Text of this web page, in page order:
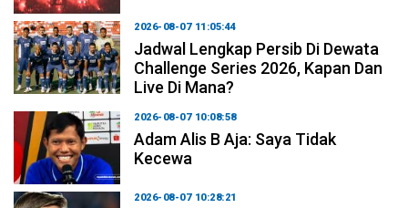
2026-08-07 11:05:44
Jadwal Lengkap Persib Di Dewata
Challenge Series 2026, Kapan Dan
Live Di Mana?
2026-08-07 10:08:58
Adam Alis B Aja: Saya Tidak
Kecewa
2026-08-07 10:28:21